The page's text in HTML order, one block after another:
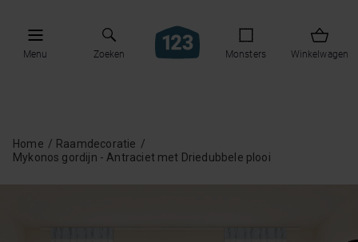
Menu Zoeken Monsters Winkelwagen
Home
Raamdecoratie
Mykonos gordijn - Antraciet met Driedubbele plooi